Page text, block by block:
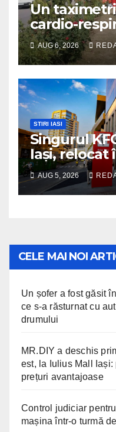
Un
cardio-
se afla la
AUG 6, 2026
STIRI IASI
Singurul
Iași, relocat
spaţiu din
400 mp la
disponibile
AUG 5, 2026
CELE MAI NOI
Un șofer a fost găsit
ce s-a răsturnat cu
drumului
MR.DIY a deschis
est, la Iulius Mall Iași:
prețuri avantajoase
Control judiciar
mașina într-o turmă